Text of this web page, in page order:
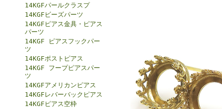
14KGFパールクラスプ
14KGFビーズパーツ
14KGFピアス金具・ピアス
パーツ
14KGF ピアスフックパー
ツ
14KGFポストピアス
14KGF フープピアスパー
ツ
14KGFアメリカンピアス
14KGFレバーバックピアス
14KGFピアス空枠